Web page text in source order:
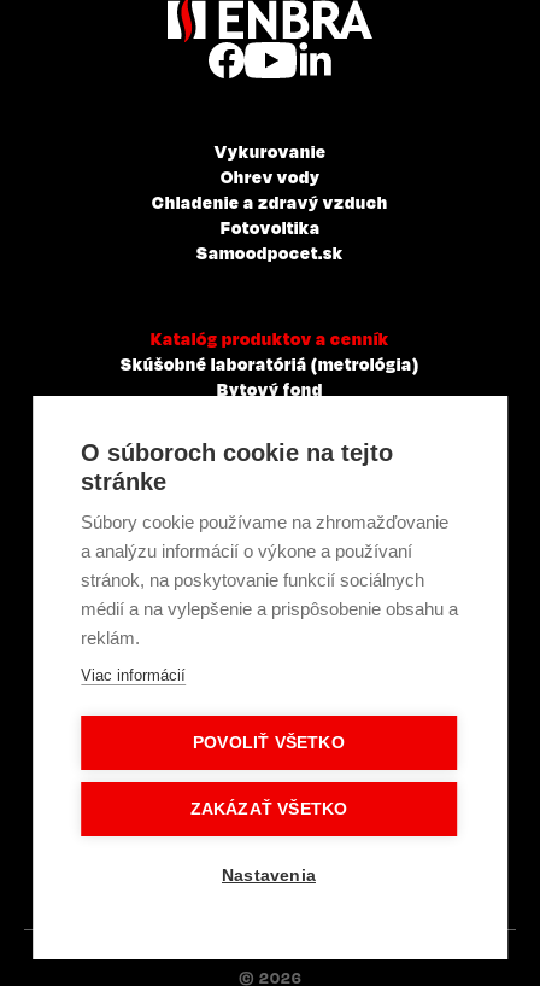
Vykurovanie
Ohrev vody
Chladenie a zdravý vzduch
Fotovoltika
Samoodpocet.sk
Katalóg produktov a cenník
Skúšobné laboratóriá (metrológia)
Bytový fond
Mestá a obce
Tepelné elektrárne a priemysel
Developeri
Školenie a technické poradenstvo
Kariéra
Články a novinky
GDPR a súbory cookie
Obchodné podmienky
Intranet - Prihlásenie
© 2026
O súboroch cookie na tejto
stránke
Súbory cookie používame na zhromažďovanie
a analýzu informácií o výkone a používaní
stránok, na poskytovanie funkcií sociálnych
médií a na vylepšenie a prispôsobenie obsahu a
reklám.
Viac informácií
POVOLIŤ VŠETKO
ZAKÁZAŤ VŠETKO
Nastavenia